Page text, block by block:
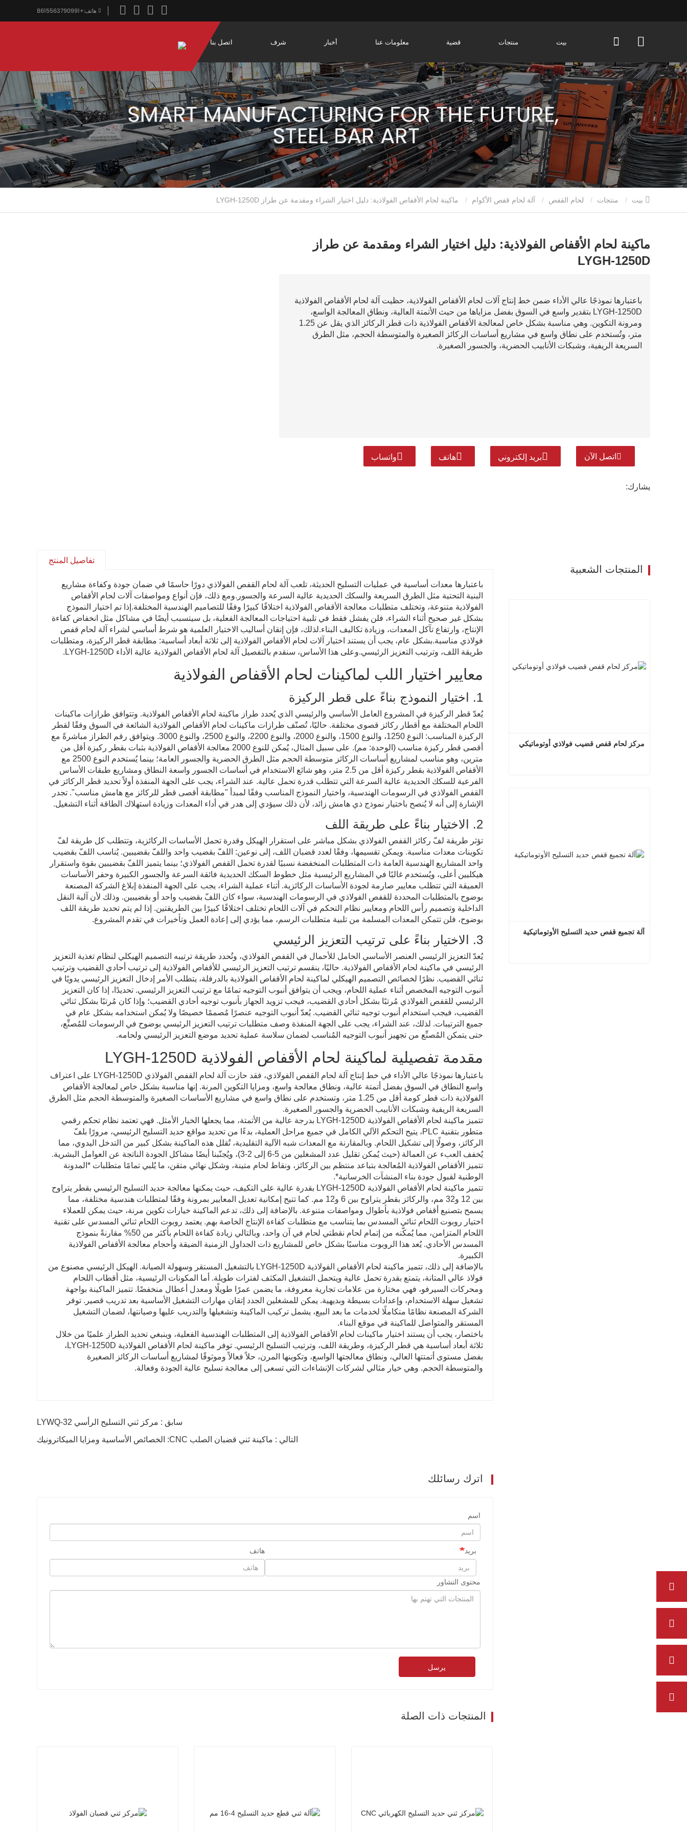
هاتف:+8615563790991
بيت منتجات قضية معلومات عنا أخبار شرف اتصل بنا
منتجات لحام القفص آلة لحام قفص الأكوام
ماكينة لحام الأقفاص الفولاذية: دليل اختيار الشراء ومقدمة عن طراز
LYGH-1250D
باعتبارها نموذجًا عالي الأداء ضمن خط إنتاج آلات لحام الأقفاص الفولاذية، حظيت آلة لحام الأقفاص الفولاذية
LYGH-1250D بتقدير واسع في السوق بفضل مزاياها من حيث الأتمتة العالية، ونطاق المعالجة الواسع،
ومرونة التكوين. وهي مناسبة بشكل خاص لمعالجة الأقفاص الفولاذية ذات قطر الركائز الذي يقل عن 1.25
متر، وتُستخدم على نطاق واسع في مشاريع أساسات الركائز الصغيرة والمتوسطة الحجم، مثل الطرق
السريعة الريفية، وشبكات الأنابيب الحضرية، والجسور الصغيرة.
اتصل الآن بريد إلكتروني هاتف واتساب
يشارك:
تفاصيل المنتج
باعتبارها معدات أساسية في عمليات التسليح الحديثة، تلعب آلة لحام القفص الفولاذي دورًا حاسمًا في ضمان جودة وكفاءة مشاريع
البنية التحتية مثل الطرق السريعة والسكك الحديدية عالية السرعة والجسور.ومع ذلك، فإن أنواع ومواصفات آلات لحام الأقفاص
الفولاذية متنوعة، وتختلف متطلبات معالجة الأقفاص الفولاذية اختلافًا كبيرًا وفقًا للتصاميم الهندسية المختلفة.إذا تم اختيار النموذج
بشكل غير صحيح أثناء الشراء، فلن يفشل فقط في تلبية احتياجات المعالجة الفعلية، بل سيتسبب أيضًا في مشاكل مثل انخفاض كفاءة
الإنتاج، وارتفاع تآكل المعدات، وزيادة تكاليف البناء.لذلك، فإن إتقان أساليب الاختيار العلمية هو شرط أساسي لشراء آلة لحام قفص
فولاذي مناسبة.بشكل عام، يجب أن يستند اختيار آلات لحام الأقفاص الفولاذية إلى ثلاثة أبعاد أساسية: مطابقة قطر الركيزة، ومتطلبات
طريقة اللف، وترتيب التعزيز الرئيسي.وعلى هذا الأساس، سنقدم بالتفصيل آلة لحام الأقفاص الفولاذية عالية الأداء LYGH-1250D.
معايير اختيار اللب لماكينات لحام الأقفاص الفولاذية
1. اختيار النموذج بناءً على قطر الركيزة
يُعدّ قطر الركيزة في المشروع العامل الأساسي والرئيسي الذي يُحدد طراز ماكينة لحام الأقفاص الفولاذية. وتتوافق طرازات ماكينات
اللحام المختلفة مع أقطار ركائز قصوى مختلفة. حاليًا، تُصنّف طرازات ماكينات لحام الأقفاص الفولاذية الشائعة في السوق وفقًا لقطر
الركيزة المناسب: النوع 1250، والنوع 1500، والنوع 2000، والنوع 2200، والنوع 2500، والنوع 3000. ويتوافق رقم الطراز مباشرةً مع
أقصى قطر ركيزة مناسب (الوحدة: مم). على سبيل المثال، يُمكن للنوع 2000 معالجة الأقفاص الفولاذية بثبات بقطر ركيزة أقل من
مترين، وهو مناسب لمشاريع أساسات الركائز متوسطة الحجم مثل الطرق الحضرية والجسور العامة؛ بينما يُستخدم النوع 2500 مع
الأقفاص الفولاذية بقطر ركيزة أقل من 2.5 متر، وهو شائع الاستخدام في أساسات الجسور واسعة النطاق ومشاريع طبقات الأساس
الفرعية للسكك الحديدية عالية السرعة التي تتطلب قدرة تحمل عالية. عند الشراء، يجب على الجهة المنفذة أولاً تحديد قطر الركائز في
القفص الفولاذي في الرسومات الهندسية، واختيار النموذج المناسب وفقًا لمبدأ "مطابقة أقصى قطر للركائز مع هامش مناسب". تجدر
الإشارة إلى أنه لا يُنصح باختيار نموذج ذي هامش زائد، لأن ذلك سيؤدي إلى هدر في أداء المعدات وزيادة استهلاك الطاقة أثناء التشغيل.
2. الاختيار بناءً على طريقة اللف
تؤثر طريقة لفّ ركائز القفص الفولاذي بشكل مباشر على استقرار الهيكل وقدرة تحمل الأساسات الركائزية، وتتطلب كل طريقة لفّ
تكوينات معدات مناسبة. ويمكن تقسيمها، وفقًا لعدد قضبان اللف، إلى نوعين: اللفّ بقضيب واحد واللفّ بقضيبين. يُناسب اللفّ بقضيب
واحد المشاريع الهندسية العامة ذات المتطلبات المنخفضة نسبيًا لقدرة تحمل القفص الفولاذي؛ بينما يتميز اللفّ بقضيبين بقوة واستقرار
هيكليين أعلى، ويُستخدم غالبًا في المشاريع الرئيسية مثل خطوط السكك الحديدية فائقة السرعة والجسور الكبيرة وحفر الأساسات
العميقة التي تتطلب معايير صارمة لجودة الأساسات الركائزية. أثناء عملية الشراء، يجب على الجهة المنفذة إبلاغ الشركة المصنعة
بوضوح بالمتطلبات المحددة للقفص الفولاذي في الرسومات الهندسية، سواء كان اللفّ بقضيب واحد أو بقضيبين. وذلك لأن آلية النقل
الداخلية وتصميم رأس اللحام ومعايير نظام التحكم في آلات اللحام تختلف اختلافًا كبيرًا بين الطريقتين. إذا لم يتم تحديد طريقة اللف
بوضوح، فلن تتمكن المعدات المسلمة من تلبية متطلبات الرسم، مما يؤدي إلى إعادة العمل وتأخيرات في تقدم المشروع.
3. الاختيار بناءً على ترتيب التعزيز الرئيسي
يُعدّ التعزيز الرئيسي العنصر الأساسي الحامل للأحمال في القفص الفولاذي، وتُحدد طريقة ترتيبه التصميم الهيكلي لنظام تغذية التعزيز
الرئيسي في ماكينة لحام الأقفاص الفولاذية. حاليًا، ينقسم ترتيب التعزيز الرئيسي للأقفاص الفولاذية إلى ترتيب أحادي القضيب وترتيب
ثنائي القضيب. نظرًا لخصائص التصميم الهيكلي لماكينة لحام الأقفاص الفولاذية بالدرفلة، يتطلب الأمر إدخال التعزيز الرئيسي يدويًا في
أنبوب التوجيه المخصص أثناء عملية اللحام، ويجب أن يتوافق أنبوب التوجيه تمامًا مع ترتيب التعزيز الرئيسي. تحديدًا، إذا كان التعزيز
الرئيسي للقفص الفولاذي مُرتبًا بشكل أحادي القضيب، فيجب تزويد الجهاز بأنبوب توجيه أحادي القضيب؛ وإذا كان مُرتبًا بشكل ثنائي
القضيب، فيجب استخدام أنبوب توجيه ثنائي القضيب. يُعدّ أنبوب التوجيه عنصرًا مُصممًا خصيصًا ولا يُمكن استخدامه بشكل عام في
جميع الترتيبات. لذلك، عند الشراء، يجب على الجهة المنفذة وصف متطلبات ترتيب التعزيز الرئيسي بوضوح في الرسومات للمُصنِّع،
حتى يتمكن المُصنِّع من تجهيز أنبوب التوجيه المُناسب لضمان سلاسة عملية تحديد موضع التعزيز الرئيسي ولحامه.
مقدمة تفصيلية لماكينة لحام الأقفاص الفولاذية LYGH-1250D
باعتبارها نموذجًا عالي الأداء في خط إنتاج آلة لحام القفص الفولاذي، فقد حازت آلة لحام القفص الفولاذي LYGH-1250D على اعتراف
واسع النطاق في السوق بفضل أتمتة عالية، ونطاق معالجة واسع، ومزايا التكوين المرنة. إنها مناسبة بشكل خاص لمعالجة الأقفاص
الفولاذية ذات قطر كومة أقل من 1.25 متر، وتستخدم على نطاق واسع في مشاريع الأساسات الصغيرة والمتوسطة الحجم مثل الطرق
السريعة الريفية وشبكات الأنابيب الحضرية والجسور الصغيرة.
تتميز ماكينة لحام الأقفاص الفولاذية LYGH-1250D بدرجة عالية من الأتمتة، مما يجعلها الخيار الأمثل. فهي تعتمد نظام تحكم رقمي
متطور بتقنية PLC، يتيح التحكم الآلي الكامل في جميع مراحل العملية، بدءًا من تحديد مواقع حديد التسليح الرئيسي، مرورًا بلفّ
الركائز، وصولًا إلى تشكيل اللحام. وبالمقارنة مع المعدات شبه الآلية التقليدية، تُقلل هذه الماكينة بشكل كبير من التدخل اليدوي، مما
يُخفف العبء عن العمالة (حيث يُمكن تقليل عدد المشغلين من 5-6 إلى 2-3)، ويُجنّبنا أيضًا مشاكل الجودة الناتجة عن العوامل البشرية.
تتميز الأقفاص الفولاذية المُعالجة بتباعد منتظم بين الركائز، ونقاط لحام متينة، وشكل نهائي متقن، ما يُلبي تمامًا متطلبات *المدونة
الوطنية لقبول جودة بناء المنشآت الخرسانية*.
تتميز ماكينة لحام الأقفاص الفولاذية LYGH-1250D بقدرة عالية على التكيف، حيث يمكنها معالجة حديد التسليح الرئيسي بقطر يتراوح
بين 12 و32 مم، والركائز بقطر يتراوح بين 6 و12 مم. كما تتيح إمكانية تعديل المعايير بمرونة وفقًا لمتطلبات هندسية مختلفة، مما
يسمح بتصنيع أقفاص فولاذية بأطوال ومواصفات متنوعة. بالإضافة إلى ذلك، تدعم الماكينة خيارات تكوين مرنة، حيث يمكن للعملاء
اختيار روبوت اللحام ثنائي المسدس بما يتناسب مع متطلبات كفاءة الإنتاج الخاصة بهم. يعتمد روبوت اللحام ثنائي المسدس على تقنية
اللحام المتزامن، مما يُمكّنه من إتمام لحام نقطتي لحام في آن واحد، وبالتالي زيادة كفاءة اللحام بأكثر من 50% مقارنةً بنموذج
المسدس الأحادي. يُعد هذا الروبوت مناسبًا بشكل خاص للمشاريع ذات الجداول الزمنية الضيقة وأحجام معالجة الأقفاص الفولاذية
الكبيرة.
بالإضافة إلى ذلك، تتميز ماكينة لحام الأقفاص الفولاذية LYGH-1250D بالتشغيل المستقر وسهولة الصيانة. الهيكل الرئيسي مصنوع من
فولاذ عالي المتانة، يتمتع بقدرة تحمل عالية ويتحمل التشغيل المكثف لفترات طويلة. أما المكونات الرئيسية، مثل أقطاب اللحام
ومحركات السيرفو، فهي مختارة من علامات تجارية معروفة، ما يضمن عمرًا طويلًا ومعدل أعطال منخفضًا. تتميز الماكينة بواجهة
تشغيل سهلة الاستخدام، وإعدادات بسيطة وبديهية. يمكن للمشغلين الجدد إتقان مهارات التشغيل الأساسية بعد تدريب قصير. توفر
الشركة المصنعة نظامًا متكاملًا لخدمات ما بعد البيع، يشمل تركيب الماكينة وتشغيلها والتدريب عليها وصيانتها، لضمان التشغيل
المستقر والمتواصل للماكينة في موقع البناء.
باختصار، يجب أن يستند اختيار ماكينات لحام الأقفاص الفولاذية إلى المتطلبات الهندسية الفعلية، وينبغي تحديد الطراز علميًا من خلال
ثلاثة أبعاد أساسية هي قطر الركيزة، وطريقة اللف، وترتيب التسليح الرئيسي. توفر ماكينة لحام الأقفاص الفولاذية LYGH-1250D،
بفضل مستوى أتمتتها العالي، ونطاق معالجتها الواسع، وتكوينها المرن، حلاً فعالاً وموثوقًا لمشاريع أساسات الركائز الصغيرة
والمتوسطة الحجم. وهي خيار مثالي لشركات الإنشاءات التي تسعى إلى معالجة تسليح عالية الجودة وفعالة.
سابق : مركز ثني التسليح الرأسي LYWQ-32
التالي : ماكينة ثني قضبان الصلب CNC: الخصائص الأساسية ومزايا الميكاترونيك
اترك رسائلك
اسم
بريد هاتف
محتوى التشاور
يرسل
المنتجات ذات الصلة
المنتجات الشعبية
مركز لحام قفص قضيب فولاذي أوتوماتيكي
آلة تجميع قفص حديد التسليح الأوتوماتيكية